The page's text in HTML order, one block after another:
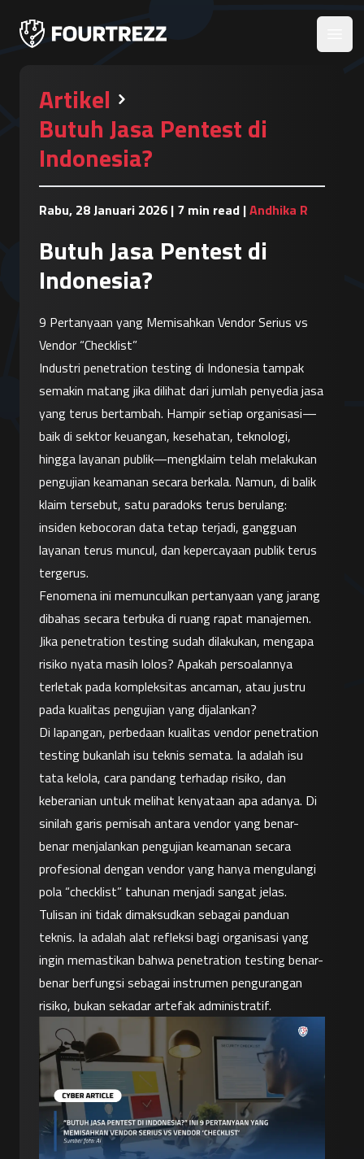
Artikel
Butuh Jasa Pentest di
Indonesia?
Rabu, 28 Januari 2026 | 7 min read |Andhika R
Butuh Jasa Pentest di
Indonesia?
9 Pertanyaan yang Memisahkan Vendor Serius vs
Vendor “Checklist”
Industri penetration testing di Indonesia tampak
semakin matang jika dilihat dari jumlah penyedia jasa
yang terus bertambah. Hampir setiap organisasi—
baik di sektor keuangan, kesehatan, teknologi,
hingga layanan publik—mengklaim telah melakukan
pengujian keamanan secara berkala. Namun, di balik
klaim tersebut, satu paradoks terus berulang:
insiden kebocoran data tetap terjadi, gangguan
layanan terus muncul, dan kepercayaan publik terus
tergerus.
Fenomena ini memunculkan pertanyaan yang jarang
dibahas secara terbuka di ruang rapat manajemen.
Jika penetration testing sudah dilakukan, mengapa
risiko nyata masih lolos? Apakah persoalannya
terletak pada kompleksitas ancaman, atau justru
pada kualitas pengujian yang dijalankan?
Di lapangan, perbedaan kualitas vendor penetration
testing bukanlah isu teknis semata. Ia adalah isu
tata kelola, cara pandang terhadap risiko, dan
keberanian untuk melihat kenyataan apa adanya. Di
sinilah garis pemisah antara vendor yang benar-
benar menjalankan pengujian keamanan secara
profesional dengan vendor yang hanya mengulangi
pola “checklist” tahunan menjadi sangat jelas.
Tulisan ini tidak dimaksudkan sebagai panduan
teknis. Ia adalah alat refleksi bagi organisasi yang
ingin memastikan bahwa penetration testing benar-
benar berfungsi sebagai instrumen pengurangan
risiko, bukan sekadar artefak administratif.